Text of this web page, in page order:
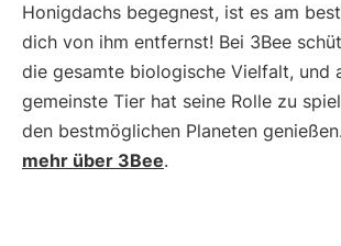
Honigdachs begegnest, ist es am
dich von ihm entfernst! Bei 3Bee
die gesamte biologische Vielfalt, und
gemeinste Tier hat seine Rolle zu
den bestmöglichen Planeten genießen.
mehr über 3Bee.